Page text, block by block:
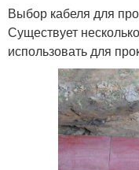
Выбор кабеля для
Существует
использовать для